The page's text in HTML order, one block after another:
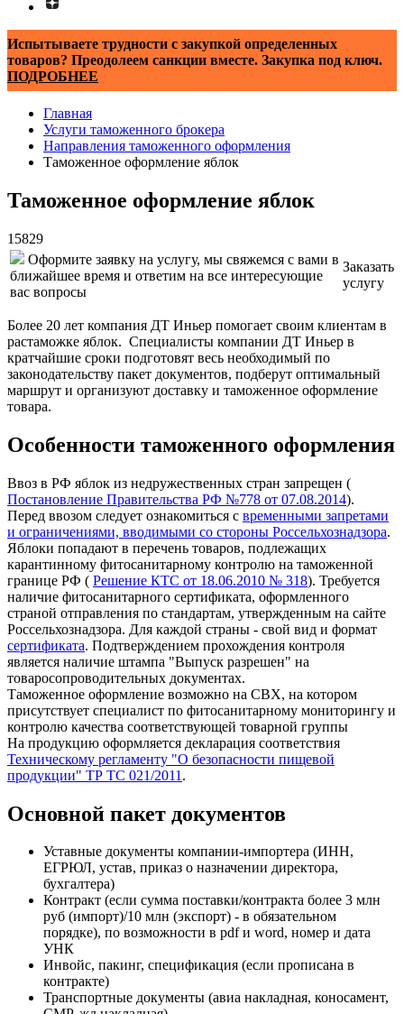
Испытываете трудности с закупкой определенных
товаров? Преодолеем санкции вместе. Закупка под ключ.
ПОДРОБНЕЕ
Главная
Услуги таможенного брокера
Направления таможенного оформления
Таможенное оформление яблок
Таможенное оформление яблок
15829
Оформите заявку на услугу, мы свяжемся с вами в
ближайшее время и ответим на все интересующие
вас вопросы
Заказать
услугу
Более 20 лет компания ДТ Иньер помогает своим клиентам в
растаможке яблок. Специалисты компании ДТ Иньер в
кратчайшие сроки подготовят весь необходимый по
законодательству пакет документов, подберут оптимальный
маршрут и организуют доставку и таможенное оформление
товара.
Особенности таможенного оформления
Ввоз в РФ яблок из недружественных стран запрещен (
Постановление Правительства РФ №778 от 07.08.2014).
Перед ввозом следует ознакомиться с временными запретами
и ограничениями, вводимыми со стороны Роcсельхознадзора.
Яблоки попадают в перечень товаров, подлежащих
карантинному фитосанитарному контролю на таможенной
границе РФ ( Решение КТС от 18.06.2010 № 318). Требуется
наличие фитосанитарного сертификата, оформленного
страной отправления по стандартам, утвержденным на сайте
Россельхознадзора. Для каждой страны - свой вид и формат
сертификата. Подтверждением прохождения контроля
является наличие штампа "Выпуск разрешен" на
товаросопроводительных документах.
Таможенное оформление возможно на СВХ, на котором
присутствует специалист по фитосанитарному мониторингу и
контролю качества соответствующей товарной группы
На продукцию оформляется декларация соответствия
Техническому регламенту "О безопасности пищевой
продукции" ТР ТС 021/2011 .
Основной пакет документов
Уставные документы компании-импортера (ИНН,
ЕГРЮЛ, устав, приказ о назначении директора,
бухгалтера)
Контракт (если сумма поставки/контракта более 3 млн
руб (импорт)/10 млн (экспорт) - в обязательном
порядке), по возможности в pdf и word, номер и дата
УНК
Инвойс, пакинг, спецификация (если прописана в
контракте)
Транспортные документы (авиа накладная, коносамент,